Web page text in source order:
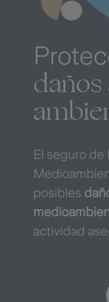
El seguro de
posibles
actividad